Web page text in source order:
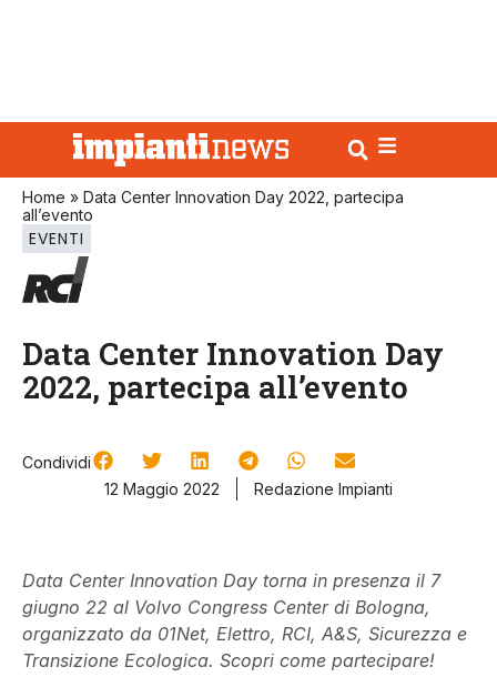
Home » Data Center Innovation Day 2022, partecipa
all’evento
EVENTI
Data Center Innovation Day
2022, partecipa all’evento
Condividi
12 Maggio 2022
Redazione Impianti
Data Center Innovation Day torna in presenza il 7
giugno 22 al Volvo Congress Center di Bologna,
organizzato da 01Net, Elettro, RCI, A&S, Sicurezza e
Transizione Ecologica. Scopri come partecipare!